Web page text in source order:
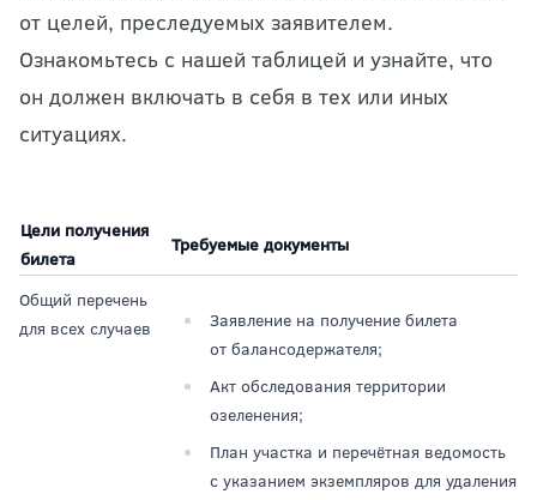
от целей, преследуемых заявителем.
Ознакомьтесь с нашей таблицей и узнайте, что
он должен включать в себя в тех или иных
ситуациях.
Цели получения
билета
Требуемые документы
Общий перечень
для всех случаев
Заявление на получение билета
от балансодержателя;
Акт обследования территории
озеленения;
План участка и перечётная ведомость
с указанием экземпляров для удаления